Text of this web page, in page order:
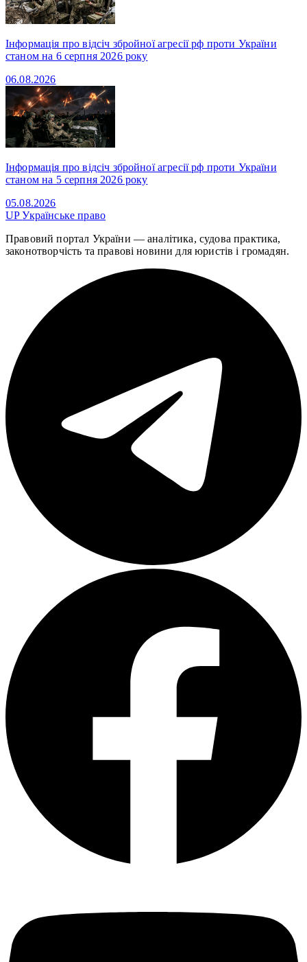
Інформація про відсіч збройної агресії рф проти України
станом на 6 серпня 2026 року
06.08.2026
Інформація про відсіч збройної агресії рф проти України
станом на 5 серпня 2026 року
05.08.2026
UPУкраїнське право
Правовий портал України — аналітика, судова практика,
законотворчість та правові новини для юристів і громадян.